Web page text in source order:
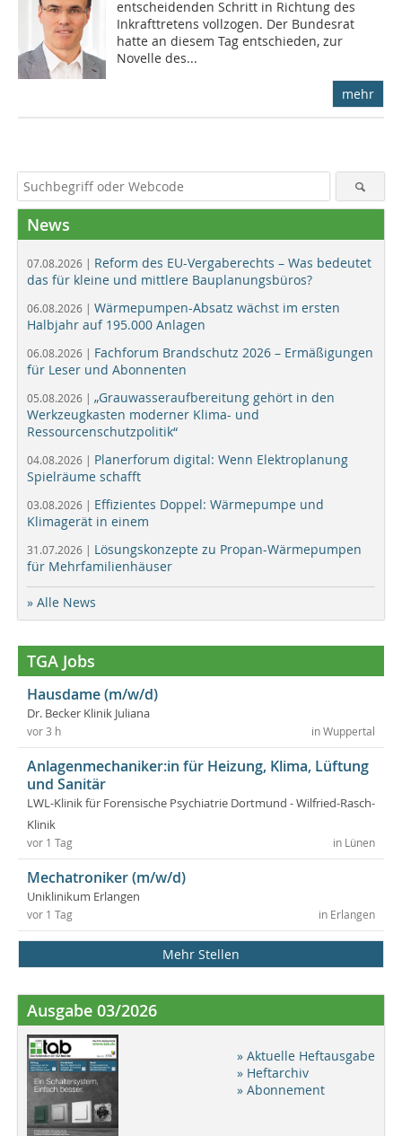
entscheidenden Schritt in Richtung des
Inkrafttretens vollzogen. Der Bundesrat
hatte an diesem Tag entschieden, zur
Novelle des...
mehr
News
07.08.2026 | Reform des EU-Vergaberechts – Was bedeutet
das für kleine und mittlere Bauplanungsbüros?
06.08.2026 | Wärmepumpen-Absatz wächst im ersten
Halbjahr auf 195.000 Anlagen
06.08.2026 | Fachforum Brandschutz 2026 – Ermäßigungen
für Leser und Abonnenten
05.08.2026 | „Grauwasseraufbereitung gehört in den
Werkzeugkasten moderner Klima- und
Ressourcenschutzpolitik“
04.08.2026 | Planerforum digital: Wenn Elektroplanung
Spielräume schafft
03.08.2026 | Effizientes Doppel: Wärmepumpe und
Klimagerät in einem
31.07.2026 | Lösungskonzepte zu Propan-Wärmepumpen
für Mehrfamilienhäuser
» Alle News
TGA Jobs
Hausdame (m/w/d)
Dr. Becker Klinik Juliana
in Wuppertal
vor 3 h
Anlagenmechaniker:in für Heizung, Klima, Lüftung
und Sanitär
LWL-Klinik für Forensische Psychiatrie Dortmund - Wilfried-Rasch-
Klinik
in Lünen
vor 1 Tag
Mechatroniker (m/w/d)
Uniklinikum Erlangen
in Erlangen
vor 1 Tag
Mehr Stellen
Ausgabe 03/2026
» Aktuelle Heftausgabe
» Heftarchiv
» Abonnement